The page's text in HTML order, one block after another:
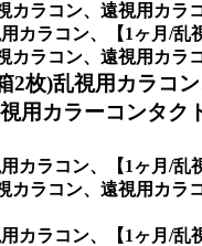
ラコン、遠視用カ
カラコン、
【1ヶ月/
ラコン、遠視用カ
2枚)乱視用カラコン
用カラーコンタ
カラコン、
【1ヶ月/
ラコン、遠視用カ
カラコン、
【1ヶ月/